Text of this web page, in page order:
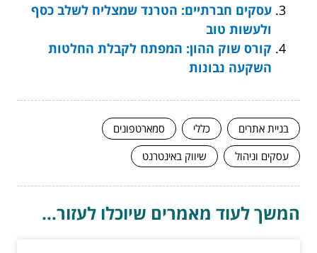
עסקים חברתיים: הטרנד שמצליח לשלב כסף
ולעשות טוב
קורס שוק ההון: המפתח לקבלת החלטות
השקעה נבונות
בניית אתרים כללי
סמארטפונים
עסקים וניהול
שיווק באינטרנט
המשך לעוד מאמרים שיוכלו לעזור...